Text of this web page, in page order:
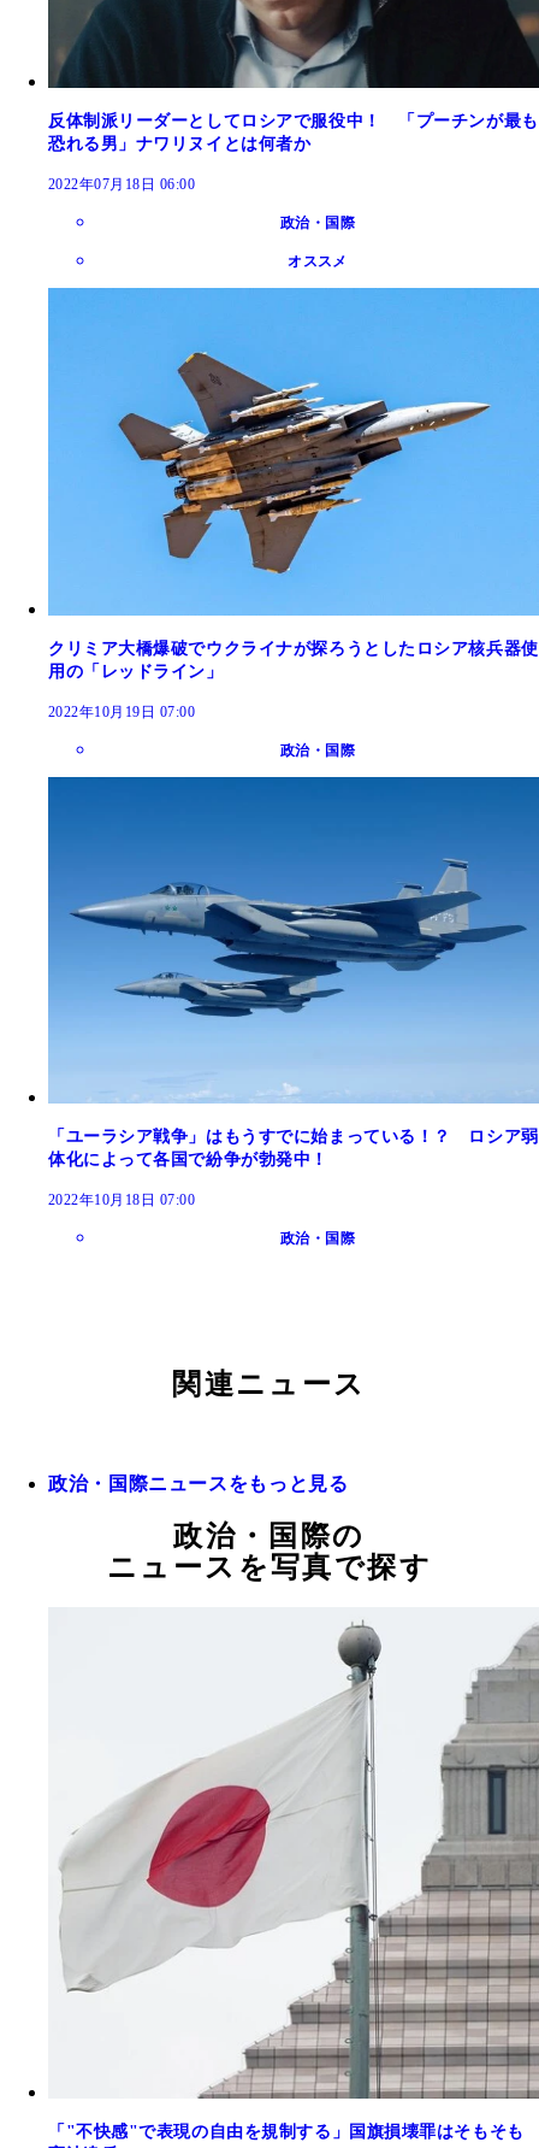
反体制派リーダーとしてロシアで服役中！ 「プーチンが最も
恐れる男」ナワリヌイとは何者か
2022年07月18日 06:00
政治・国際
オススメ
クリミア大橋爆破でウクライナが探ろうとしたロシア核兵器使
用の「レッドライン」
2022年10月19日 07:00
政治・国際
「ユーラシア戦争」はもうすでに始まっている！？ ロシア弱
体化によって各国で紛争が勃発中！
2022年10月18日 07:00
政治・国際
関連ニュース
政治・国際ニュースをもっと見る
政治・国際の
ニュースを写真で探す
「"不快感"で表現の自由を規制する」国旗損壊罪はそもそも